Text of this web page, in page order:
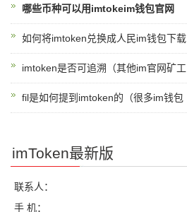
哪些币种可以用imtokeim钱包官网
如何将imtoken兑换成人民im钱包下载
imtoken是否可追溯（其他im官网矿工
fil是如何提到imtoken的（很多im钱包
imToken最新版
联系人：
手 机：